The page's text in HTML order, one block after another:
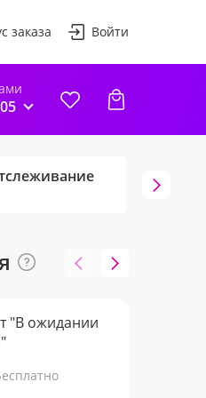
заказа Войти
"В ожидании